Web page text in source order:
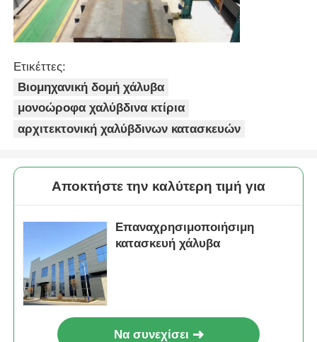
Ετικέττες:
Βιομηχανική δομή χάλυβα
μονοώροφα χαλύβδινα κτίρια
αρχιτεκτονική χαλύβδινων κατασκευών
Αποκτήστε την καλύτερη τιμή για
Επαναχρησιμοποιήσιμη
κατασκευή χάλυβα
Να συνεχίσει